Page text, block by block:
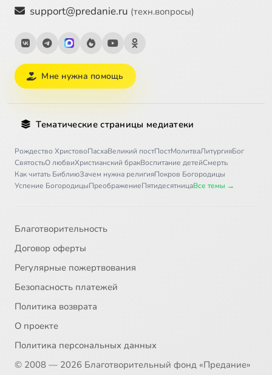
support@predanie.ru (техн.вопросы)
Мне нужна помощь
Тематические страницы медиатеки
Рождество ХристовоПасхаВеликий постПостМолитваЛитургияБог
СвятостьО любвиХристианский бракВоспитание детейСмерть
Как читать БиблиюЗачем нужна религияПокров Богородицы
Успение БогородицыПреображениеПятидесятницаВсе темы →
Благотворительность
Договор оферты
Регулярные пожертвования
Безопасность платежей
Политика возврата
О проекте
Политика персональных данных
© 2008 — 2026 Благотворительный фонд «Предание»